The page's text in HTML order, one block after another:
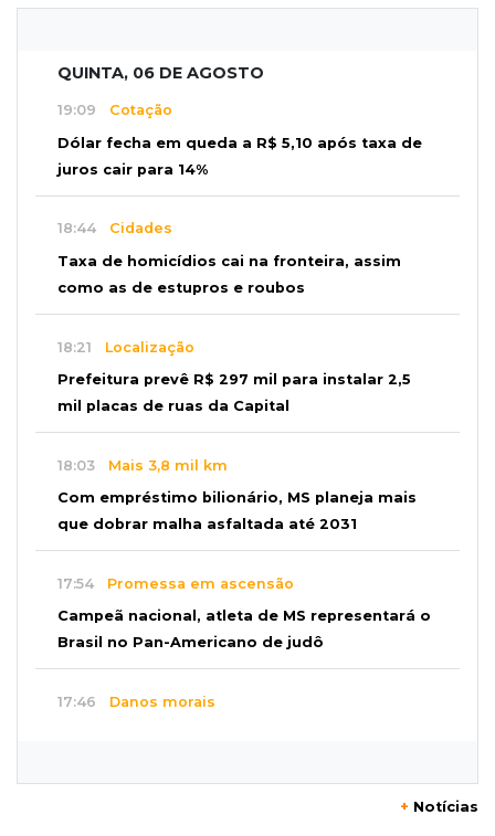
QUINTA, 06 DE AGOSTO
19:09 Cotação
Dólar fecha em queda a R$ 5,10 após taxa de
juros cair para 14%
18:44 Cidades
Taxa de homicídios cai na fronteira, assim
como as de estupros e roubos
18:21 Localização
Prefeitura prevê R$ 297 mil para instalar 2,5
mil placas de ruas da Capital
18:03 Mais 3,8 mil km
Com empréstimo bilionário, MS planeja mais
que dobrar malha asfaltada até 2031
17:54 Promessa em ascensão
Campeã nacional, atleta de MS representará o
Brasil no Pan-Americano de judô
17:46 Danos morais
+ Notícias